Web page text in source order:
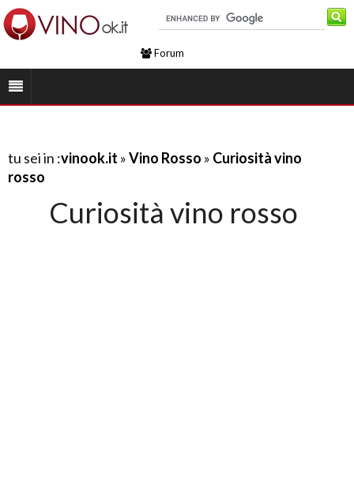
Forum
tu sei in :vinook.it »Vino Rosso » Curiosità vino
rosso
Curiosità vino rosso